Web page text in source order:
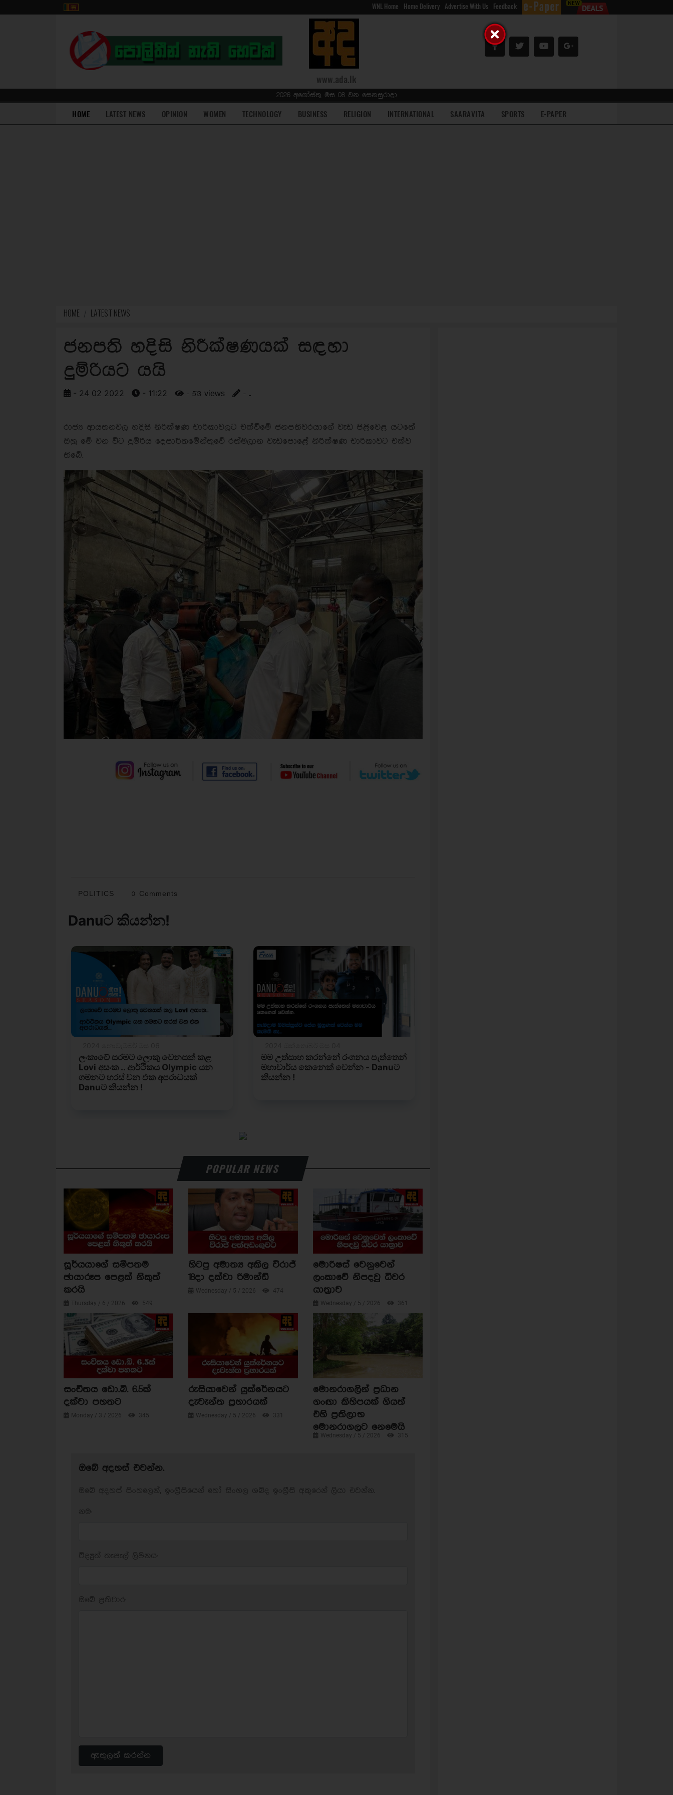
WNL Home Home Delivery Advertise With Us Feedback
www.ada.lk
2026 අගෝස්තු මස 08 වන සෙනසුරාදා
HOME(current)LATEST NEWS OPINION WOMEN TECHNOLOGY BUSINESS RELIGION INTERNATIONAL SAARAVITA SPORTS E-PAPER
HOME LATEST NEWS
ජනපති හදිසි නිරීක්ෂණයක් සඳහා
දුම්රියට යයි
- 24 02 2022 - 11:22 - 513 views - ..
රාජ්‍ය ආයතනවල හදිසි නිරීක්ෂණ චාරිකාවලට එක්වීමේ ජනපතිවරයාගේ වැඩ පිළිවෙළ යටතේ
ඔහු මේ වන විට දුම්රිය දෙපාර්තමේන්තුවේ රත්මලාන වැඩපොළේ නිරීක්ෂණ චාරිකාවට එක්ව
තිබේ.
POLITICS 0 Comments
POPULAR NEWS
සූර්යයාගේ සමීපතම
ඡායාරූප පෙළක් නිකුත්
කරයි
Thursday / 6 / 2026 549
හිටපු අමාත්‍ය අකිල විරාජ්
18දා දක්වා රිමාන්ඩ්
Wednesday / 5 / 2026 474
මොරිෂස් වෙනුවෙන්
ලංකාවේ නිපදවූ ධීවර
යාත්‍රාව
Wednesday / 5 / 2026 361
සංචිතය ඩො.බි. 6.5ක්
දක්වා පහතට
Monday / 3 / 2026 345
රුසියාවෙන් යුක්රේනයට
දැවැන්ත ප්‍රහාරයක්
Wednesday / 5 / 2026 331
මොනරාගලින් ප්‍රධාන
ගංඟා කිහිපයක් ගියත්
එහි ප්‍රතිලාභ
මොනරාගලට නෙමෙයි
Wednesday / 5 / 2026 315
ඔබේ අදහස් එවන්න.
ඇතුලත් කරන්න